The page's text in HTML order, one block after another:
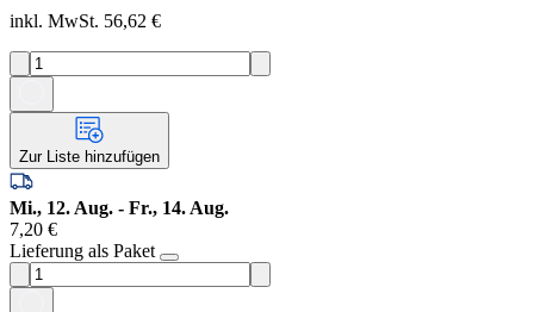
inkl. MwSt. 56,62 €
Zur Liste hinzufügen
Mi., 12. Aug. - Fr., 14. Aug.
7,20 €
Lieferung als Paket